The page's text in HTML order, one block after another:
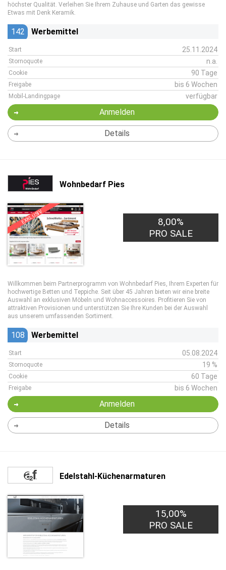
höchster Qualität. Verleihen Sie Ihrem Zuhause und Garten das gewisse
Etwas mit Denk Keramik.
142 Werbemittel
Start 25.11.2024
Stornoquote n.a.
Cookie 90 Tage
Freigabe bis 6 Wochen
Mobil-Landingpage verfügbar
Anmelden
Details
Wohnbedarf Pies
EXKLUSIV
8,00%
PRO SALE
Willkommen beim Partnerprogramm von Wohnbedarf Pies, Ihrem Experten für
hochwertige Betten und Teppiche. Seit über 45 Jahren bieten wir eine breite
Auswahl an exklusiven Möbeln und Wohnaccessoires. Profitieren Sie von
attraktiven Provisionen und unterstützen Sie Ihre Kunden bei der Auswahl
aus unserem umfassenden Sortiment.
108 Werbemittel
Start 05.08.2024
Stornoquote 19 %
Cookie 60 Tage
Freigabe bis 6 Wochen
Anmelden
Details
Edelstahl-Küchenarmaturen
15,00%
PRO SALE